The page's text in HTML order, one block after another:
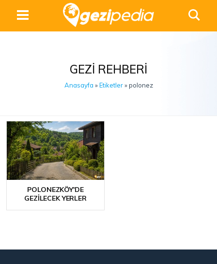
GEZI REHBERI
Anasayfa »Etiketler» polonez
POLONEZKÖY'DE
GEZILECEK YERLER